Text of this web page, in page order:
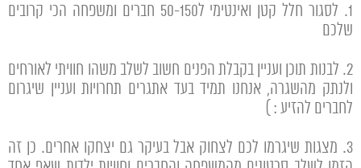
1. לסגור חלל קטן ואינטימי ל50-150 חברים ומשפחה הכי קרובים
שלכם
2. לבנות תוכן ועניין בקבלת הפנים חשוב לשלב משהו חוויתי לאורחים
ולנתק מהשגרה, אנחנו תמיד בעד אתגרים תחרויות ועניין שיגרום
לחברים להזיע : )
3. מצגות שיגרמו לכם לצחוק אבל בעיקר גם יצחקו אחרים. כן זה